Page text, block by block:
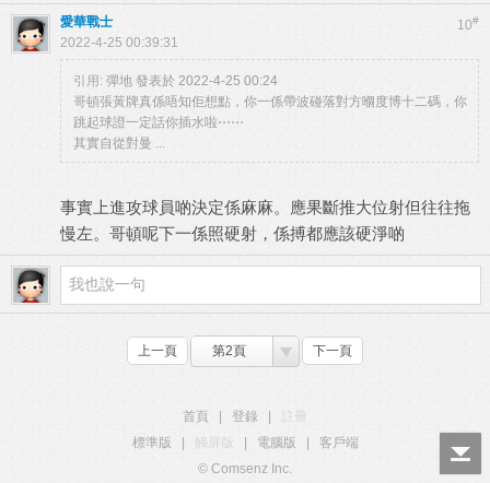
10#
愛華戰士
2022-4-25 00:39:31
引用: 彈地 發表於 2022-4-25 00:24
哥頓張黃牌真係唔知佢想點，你一係帶波碰落對方嗰度博十二碼，你
跳起球證一定話你插水啦⋯⋯
其實自從對曼 ...
事實上進攻球員啲決定係麻麻。應果斷推大位射但往往拖
慢左。哥頓呢下一係照硬射，係搏都應該硬淨啲
上一頁 第2頁 下一頁
首頁 登錄
標準版
觸屏版 電腦版
客戶端
© Comsenz Inc.